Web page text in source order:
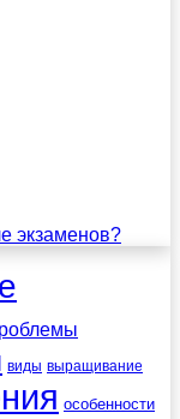
виды выращивание
особенности